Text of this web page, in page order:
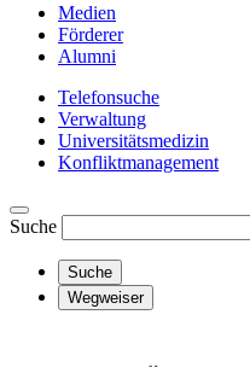
Medien
Förderer
Alumni
Telefonsuche
Verwaltung
Universitätsmedizin
Konfliktmanagement
Suche
Suche
Wegweiser